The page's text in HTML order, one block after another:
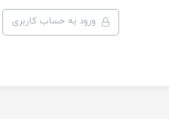
ورود به حساب کاربری